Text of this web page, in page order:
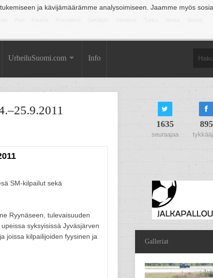
ja kävijämäärämme analysoimiseen. Jaamme myös
UrheiluSuomi.com Info
SM-kilpailut sekä
Ryynäseen, tulevaisuuden
syksyisissä Jyväsjärven
joissa kilpailijoiden fyysinen ja
1635
seuraajaa
895
Galleriat